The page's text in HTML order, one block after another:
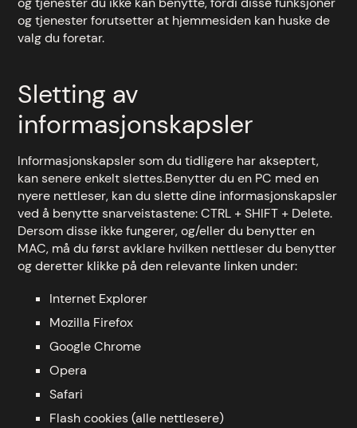
og tjenester forutsetter at hjemmesiden kan huske de
valg du foretar.
Sletting av
informasjonskapsler
Informasjonskapsler som du tidligere har akseptert,
kan senere enkelt slettes.Benytter du en PC med en
nyere nettleser, kan du slette dine informasjonskapsler
ved å benytte snarveistastene: CTRL + SHIFT + Delete.
Dersom disse ikke fungerer, og/eller du benytter en
MAC, må du først avklare hvilken nettleser du benytter
og deretter klikke på den relevante linken under:
Internet Explorer
Mozilla Firefox
Google Chrome
Opera
Safari
Flash cookies (alle nettlesere)